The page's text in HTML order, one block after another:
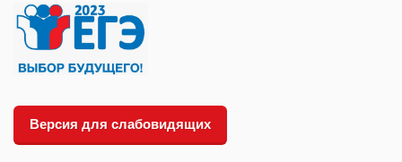
Версия для слабовидящих